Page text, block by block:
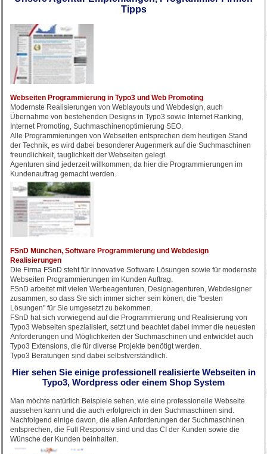
Tipps
Webseiten Programmierung in Typo3 und Web Promoting
Modernste Realisierungen von Weblayouts und Webdesign, auch
Übernahme von bestehenden Designs in Typo3 sowie Internet Ranking,
Internet Promoting, Suchmaschinenoptimierung SEO.
Alle Programmierungen von Webseiten entsprechen dem heutigen Stand
der Technik, es wird dabei besonderer Augenmerk auf die Suchmaschinen
freundlichkeit, tauglichkeit der Webseiten gelegt.
Agenturen sind jederzeit willkommen, da hier die Programmierungen im
Kundenauftrag gemacht werden.
FSnD München, Software Programmierung und Webdesign
Realisierungen
Die Firma FSnD steht für innovative Software Lösungen sowie für modernste
Webseiten Programmierungen im Kunden Auftrag.
FSnD arbeitet mit vielen Werbeagenturen, Designagenturen, Webdesigner
zusammen, so dass Sie sich immer sicher sein könen, die "besten
Lösungen" für Sie umgesetzt zu bekommen.
FSnD hat sich vorwiegend auf die Programmierung und Realisierung von
Typo3 Webseiten spezialisiert, setzt und beachtet dabei immer die neuesten
Anforderungen und Möglichkeiten der Suchmaschinen und entwicklet auch
Typo3 Extensions, die für diverse Projekte benötigt werden.
Typo3 Beratungen sind dabei selbstverständlich.
Hier sehen Sie einige professionell realisierte Webseiten in
Typo3, Wordpress oder einem Shop System
Man möchte natürlich Beispiele sehen, wie eine professionelle Webseite
aussehen kann und die auch erfolgreich in den Suchmaschinen sind.
Nachfolgend einige davon, die allen Anforderungen der Suchmaschinen
entsprechen, die Full Responsiv sind und das CI der Kunden sowie die
Wünsche der Kunden beinhalten.